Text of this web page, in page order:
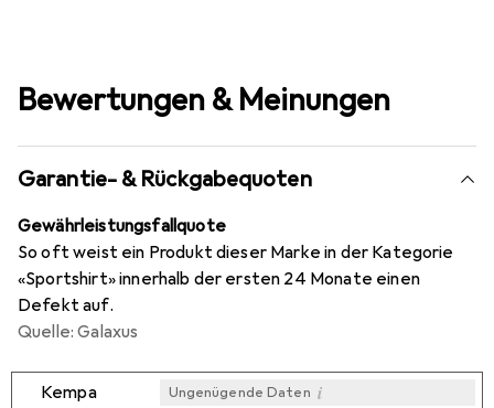
Bewertungen & Meinungen
Garantie- & Rückgabequoten
Gewährleistungsfallquote
So oft weist ein Produkt dieser Marke in der Kategorie
«Sportshirt» innerhalb der ersten 24 Monate einen
Defekt auf.
Quelle: Galaxus
Kempa Ungenügende Daten i